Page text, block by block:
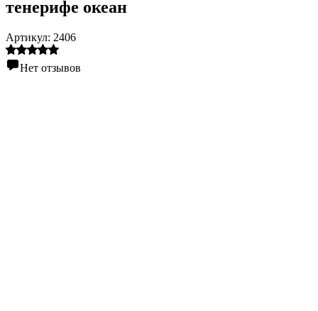
тенерифе океан
Артикул: 2406
Нет отзывов